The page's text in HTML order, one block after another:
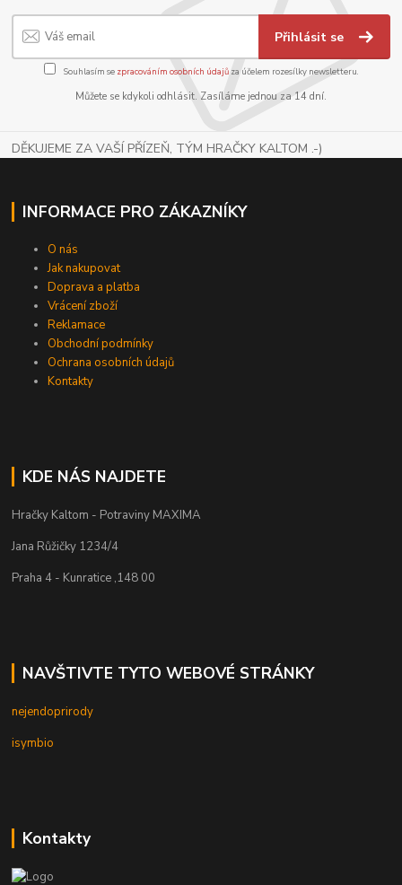
Přihlásit se
Souhlasím se zpracováním osobních údajůza účelem rozesílky newsletteru.
Můžete se kdykoli odhlásit. Zasíláme jednou za 14 dní.
DĚKUJEME ZA VAŠÍ PŘÍZEŇ, TÝM HRAČKY KALTOM .-)
INFORMACE PRO ZÁKAZNÍKY
O nás
Jak nakupovat
Doprava a platba
Vrácení zboží
Reklamace
Obchodní podmínky
Ochrana osobních údajů
Kontakty
KDE NÁS NAJDETE
Hračky Kaltom - Potraviny MAXIMA
Jana Růžičky 1234/4
Praha 4 - Kunratice ,148 00
NAVŠTIVTE TYTO WEBOVÉ STRÁNKY
nejendoprirody
isymbio
Kontakty